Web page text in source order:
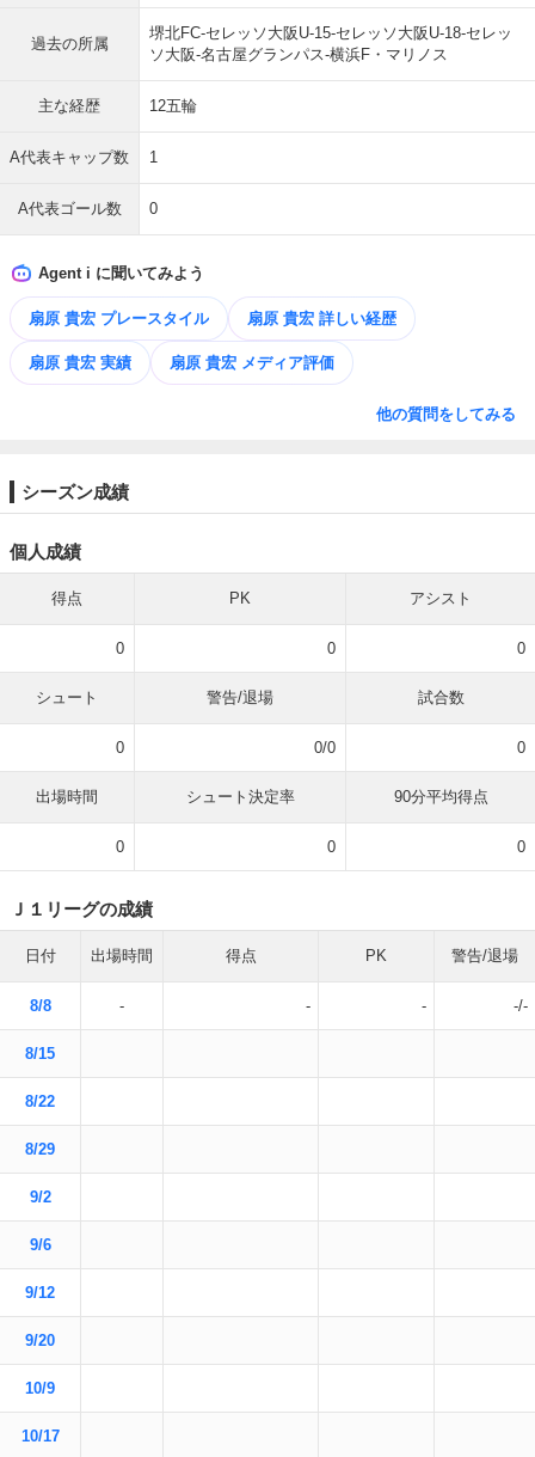
過去の所属
堺北FC-セレッソ大阪U-15-セレッソ大阪U-18-セレッ
ソ大阪-名古屋グランパス-横浜F・マリノス
主な経歴 12五輪
A代表キャップ数 1
A代表ゴール数 0
Agent i に聞いてみよう
扇原 貴宏 プレースタイル 扇原 貴宏 詳しい経歴
扇原 貴宏 実績 扇原 貴宏 メディア評価
他の質問をしてみる
シーズン成績
個人成績
得点 PK アシスト
0 0 0
シュート 警告/退場 試合数
0 0/0 0
出場時間 シュート決定率 90分平均得点
0 0 0
Ｊ１リーグの成績
日付 出場時間 得点 PK 警告/退場
8/8 - - - -/-
8/15
8/22
8/29
9/2
9/6
9/12
9/20
10/9
10/17